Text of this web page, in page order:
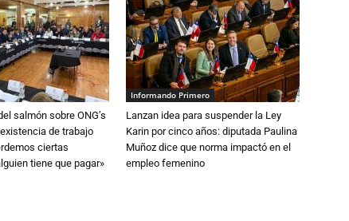
salmón sobre ONG’s
de trabajo
ciertas
tiene que pagar»
Informando Primero
Lanzan idea para suspender la Ley
Karin por cinco años: diputada Paulina
Muñoz dice que norma impactó en el
empleo femenino